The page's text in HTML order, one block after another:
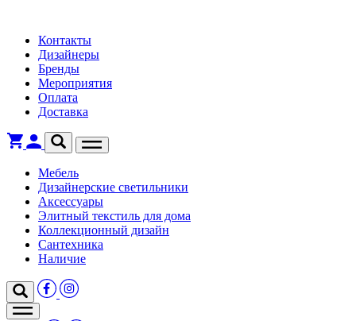
Контакты
Дизайнеры
Бренды
Мероприятия
Оплата
Доставка
Мебель
Дизайнерские светильники
Аксессуары
Элитный текстиль для дома
Коллекционный дизайн
Сантехника
Наличие